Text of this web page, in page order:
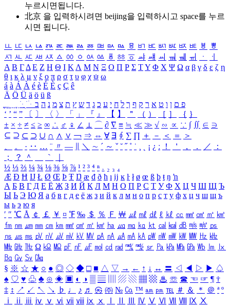
누르시면됩니다.
北京 을 입력하시려면 beijing을 입력하시고 space를 누르
시면 됩니다.
ㅥ ㅦ ㅧ ㅨ ㅩ ㅪ ㅫ ㅬ ㅭ ㅮ ㅯ ㅰ ㅱ ㅲ ㅳ ㅴ ㅵ ㅶ ㅷ ㅸ
ㅹ
ㅺ ㅻ ㅼ ㅽ ㅾ ㅿ ㆀ ㆁ ㆂ ㆃ ㆄ ㆅ ㆆ ㆇ ㆈ ㆉ ㆊ ㆋ ㆌ ㆍ
ㆎ
Α Β ΓΔ Ε Ζ Η Θ Ι ΚΛ Μ Ν Ξ Ο Π Ρ Σ ΤΥ Φ Χ Ψ Ω α β γ δ ε ζ η
θ ι κ λ μ ν ξ ο π ρ σ τ υ φ χ ψ ω
á à Á À é è É È ç Ç ê
Ä Ö Ü ä ö ü ß
ִֶֹ ֻּ ׁׂ פ ם ן ו ט א ר ק ף ך ל ח י ע כ ג ד ש ץ ת צ מ נ ה ב
‘ ’ “ ” 〔 〕 〈 〉 「 」 『 』 【 】 ＂ （ ） ［ ］ ｛ ｝
± × ÷ ≠ ≤ ≥ ∞ ∴ ♂ ♀ ∠ ⊥ ⌒ ∂ ∇ ≡ ≒ ≪ ≫ √ ∽ ∝ ∵ ∫ ∬ ∈ ∋
⊆ ⊇ ⊂ ⊃ ∪ ∩ ∧ ∨ ￢ ⇒ ⇔ ∀ ∃ ∮ ∑ ∏ ＋ － ＜ ＝
＞
、
。 · ‥ … ¨ 〃 ― ＼ ∼ ´ ～ ˇ ˘ ˝ ˚ ˙ ¸ ¡ ¿ ː ！ ＇ ， ． ／
：
；
？ ＾ ｀
½ ⅓ ⅔ ¼ ¾ ⅛ ⅜ ⅝ ⅞ ¹ ² ³ ⁴ ⁿ ₁ ₂ ₃ ₄
Æ Ð Ħ Ĳ Ł Ø Œ Þ Ŧ Ŋ æ đ ð ħ ı ĳ ĸ ŀ ł ø œ ß þ ŧ ŋ ŉ
А Б В Г Д Е Ё Ж З И Й К Л М Н О П Р С Т У Ф Х Ц Ч Ш Щ Ъ
Ы Ь Э Ю Я а б в г д е ё ж з и й к л м н о п р с т у ф х ц ч ш щ ъ
ы ь э ю я
′ ″ ℃ Å ￠ ￡ ￥ ¤ ℉ ‰ ＄ ％ Ｆ ￦ ㎕ ㎖ ㎗ ℓ ㎘ ㏄ ㎣ ㎤ ㎥ ㎦
㎙ ㎚ ㎛ ㎜ ㎝ ㎞ ㎟ ㎠ ㎡ ㎢ ㏊ ㎍ ㎎ ㎏ ㏏ ㎈ ㎉ ㏈ ㎧ ㎨ ㎰
㎱ ㎲ ㎳ ㎴ ㎵ ㎶ ㎷ ㎸ ㎹ ㎀ ㎁ ㎂ ㎃ ㎄ ㎺ ㎻ ㎽ ㎾ ㎿ ㎐ ㎑
㎒ ㎓ ㎔ Ω ㏀ ㏁ ㎊ ㎋ ㎌ ㏖ ㏅ ㎭ ㎮ ㎯ ㏛ ㎩ ㎪ ㎫ ㎬ ㏝ ㏐
㏓
㏃ ㏉ ㏜ ㏆
§ ※ ☆ ★ ○ ● ◎ ◇ ◆ □ ■ △ ▽ → ← ↑ ↓ ↔ 〓 ◁ ◀ ▷ ▶ ♤
♠ ♡ ♥ ♧ ♣ ⊙ ◈ ▣ ◐ ◑ ▒ ▤ ▨ ▧ ▦ ▩ ♨ ☏ ☎ ☜ ☞ ¶ †
‡ ↕ ↗ ↙ ↖ ↘ ♭ ♩ ♪ ♬ ㉿ ㈜ № ㏇ ™ ㏂ ㏘ ℡ ＃ ＆ ＊ ＠ ª º
ⅰ
ⅱ ⅲ ⅳ ⅴ ⅵ ⅶ ⅷ ⅸ ⅹ Ⅳ Ⅴ Ⅵ Ⅶ Ⅷ Ⅸ Ⅹ